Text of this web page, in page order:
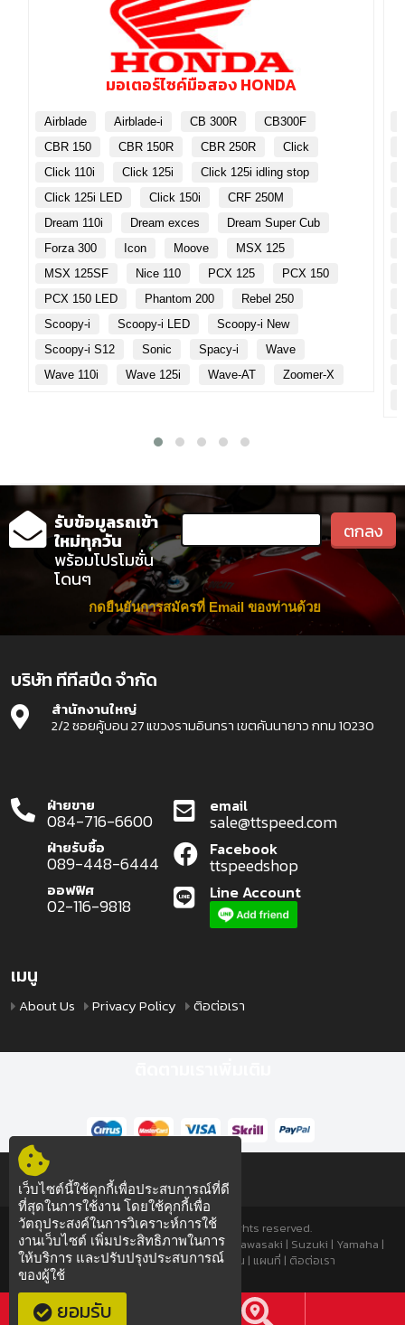
มอเตอร์ไซค์มือสอง HONDA
Airblade Airblade-i CB 300R
CB300F
CBR 150
CBR 150R CBR 250R
Click
Click 110i
Click 125i
Click 125i idling stop
Click 125i LED
Click 150i
CRF 250M
Dream 110i
Dream exces
Dream Super Cub
Forza 300
Icon Moove
MSX 125
MSX 125SF
Nice 110 PCX 125
PCX 150
PCX 150 LED
Phantom 200
Rebel 250
Scoopy-i
Scoopy-i LED
Scoopy-i New
Scoopy-i S12
Sonic Spacy-i
Wave
Wave 110i
Wave 125i Wave-AT Zoomer-X
รับข้อมูลรถเข้า
ใหม่ทุกวัน
พร้อมโปรโมชั่น
โดนๆ
กดยืนยันการสมัครที่ Email ของท่านด้วย
บริษัท ทีทีสปีด จำกัด
สำนักงานใหญ่
2/2 ซอยคู้บอน 27 แขวงรามอินทรา เขตคันนายาว กทม 10230
ฝ่ายขาย
084-716-6600
ฝ่ายรับซื้อ
089-448-6444
ออฟฟิศ
02-116-9818
email
sale@ttspeed.com
Facebook
ttspeedshop
Line Account
เมนู
About Us Privacy Policy ติอต่อเรา
© 2026 TTSPEED.COM All rights reserved.
มอเตอร์ไซค์| มอเตอร์ไซค์มือสอง| Honda Kawasaki | Suzuki | Yamaha |
About Us|Privacy Policy|โอนเงิน | แผนที่ | ติอต่อเรา
เว็บไซต์นี้ใช้คุกกี้เพื่อประสบการณ์ที่ดี
ที่สุดในการใช้งาน โดยใช้คุกกี้เพื่อ
วัตถุประสงค์ในการวิเคราะห์การใช้
งานเว็บไซต์ เพิ่มประสิทธิภาพในการ
ให้บริการ และปรับปรุงประสบการณ์
ของผู้ใช้
ยอมรับ